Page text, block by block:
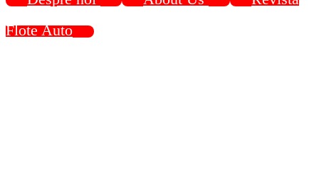
Flote Auto